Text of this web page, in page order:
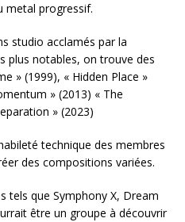
metal progressif.
studio acclamés par la
plus notables, on trouve des
» (1999), « Hidden Place »
» (2013) « The
» (2023)
technique des membres
des compositions variées.
tels que Symphony X, Dream
être un groupe à découvrir